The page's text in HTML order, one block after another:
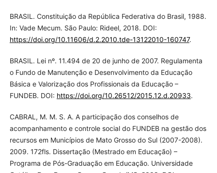
BRASIL. Constituição da República Federativa do Brasil, 1988.
In: Vade Mecum. São Paulo: Rideel, 2018. DOI:
https://doi.org/10.11606/d.2.2010.tde-13122010-160747.
BRASIL. Lei nº. 11.494 de 20 de junho de 2007. Regulamenta
o Fundo de Manutenção e Desenvolvimento da Educação
Básica e Valorização dos Profissionais da Educação –
FUNDEB. DOI: https://doi.org/10.26512/2015.12.d.20933.
CABRAL, M. M. S. A. A participação dos conselhos de
acompanhamento e controle social do FUNDEB na gestão dos
recursos em Municípios de Mato Grosso do Sul (2007-2008).
2009. 172fls. Dissertação (Mestrado em Educação) –
Programa de Pós-Graduação em Educação. Universidade